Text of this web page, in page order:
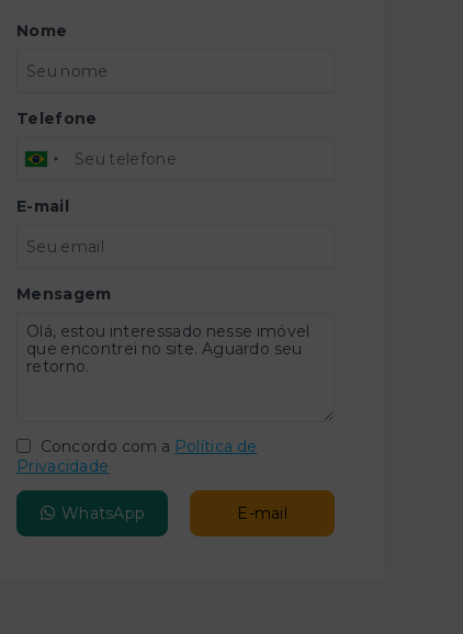
Nome
Telefone
E-mail
Mensagem
Concordo com a Política de
Privacidade
WhatsApp E-mail